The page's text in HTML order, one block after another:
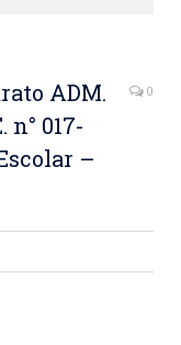
ADM.
n° 017-
–
0